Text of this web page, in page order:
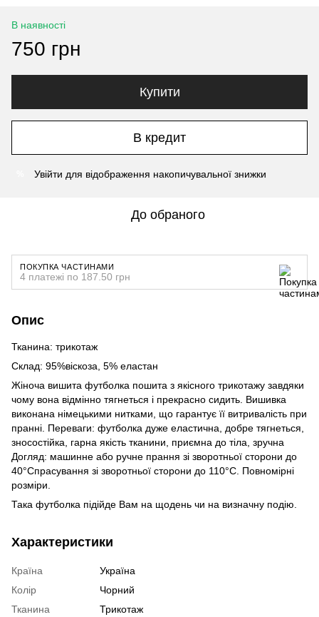
В наявності
750 грн
Купити
В кредит
Увійти для відображення накопичувальної знижки
До обраного
ПОКУПКА ЧАСТИНАМИ
4 платежі по 187.50 грн
Опис
Тканина: трикотаж
Склад: 95%віскоза, 5% еластан
Жіноча вишита футболка пошита з якісного трикотажу завдяки
чому вона відмінно тягнеться і прекрасно сидить. Вишивка
виконана німецькими нитками, що гарантує її витривалість при
пранні. Переваги: футболка дуже еластична, добре тягнеться,
зносостійка, гарна якість тканини, приємна до тіла, зручна
Догляд: машинне або ручне прання зі зворотньої сторони до
40°Спрасування зі зворотньої сторони до 110°С. Повномірні
розміри.
Така футболка підійде Вам на щодень чи на визначну подію.
Характеристики
Країна
Україна
Колір
Чорний
Тканина
Трикотаж